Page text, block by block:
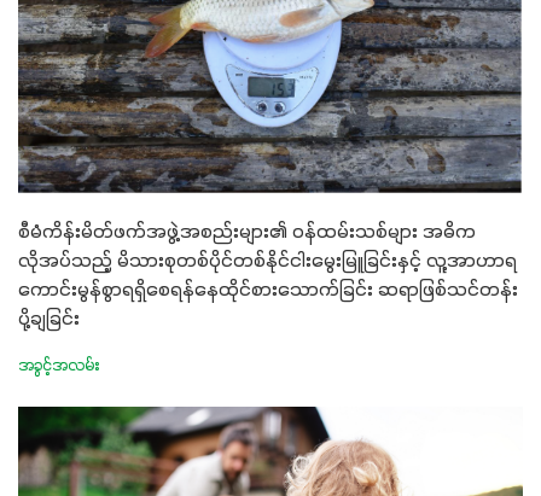
စီမံကိန်းမိတ်ဖက်အဖွဲ့အစည်းများ၏ ဝန်ထမ်းသစ်များ အဓိက
လိုအပ်သည့် မိသားစုတစ်ပိုင်တစ်နိုင်ငါးမွေးမြူခြင်းနှင့် လူ့အာဟာရ
ကောင်းမွန်စွာရရှိစေရန်နေထိုင်စားသောက်ခြင်း ဆရာဖြစ်သင်တန်း
ပို့ချခြင်း
အခွင့်အလမ်း